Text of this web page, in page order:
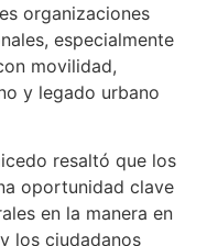
organizaciones
especialmente
movilidad,
y legado urbano
resaltó que los
oportunidad clave
en la manera en
los ciudadanos